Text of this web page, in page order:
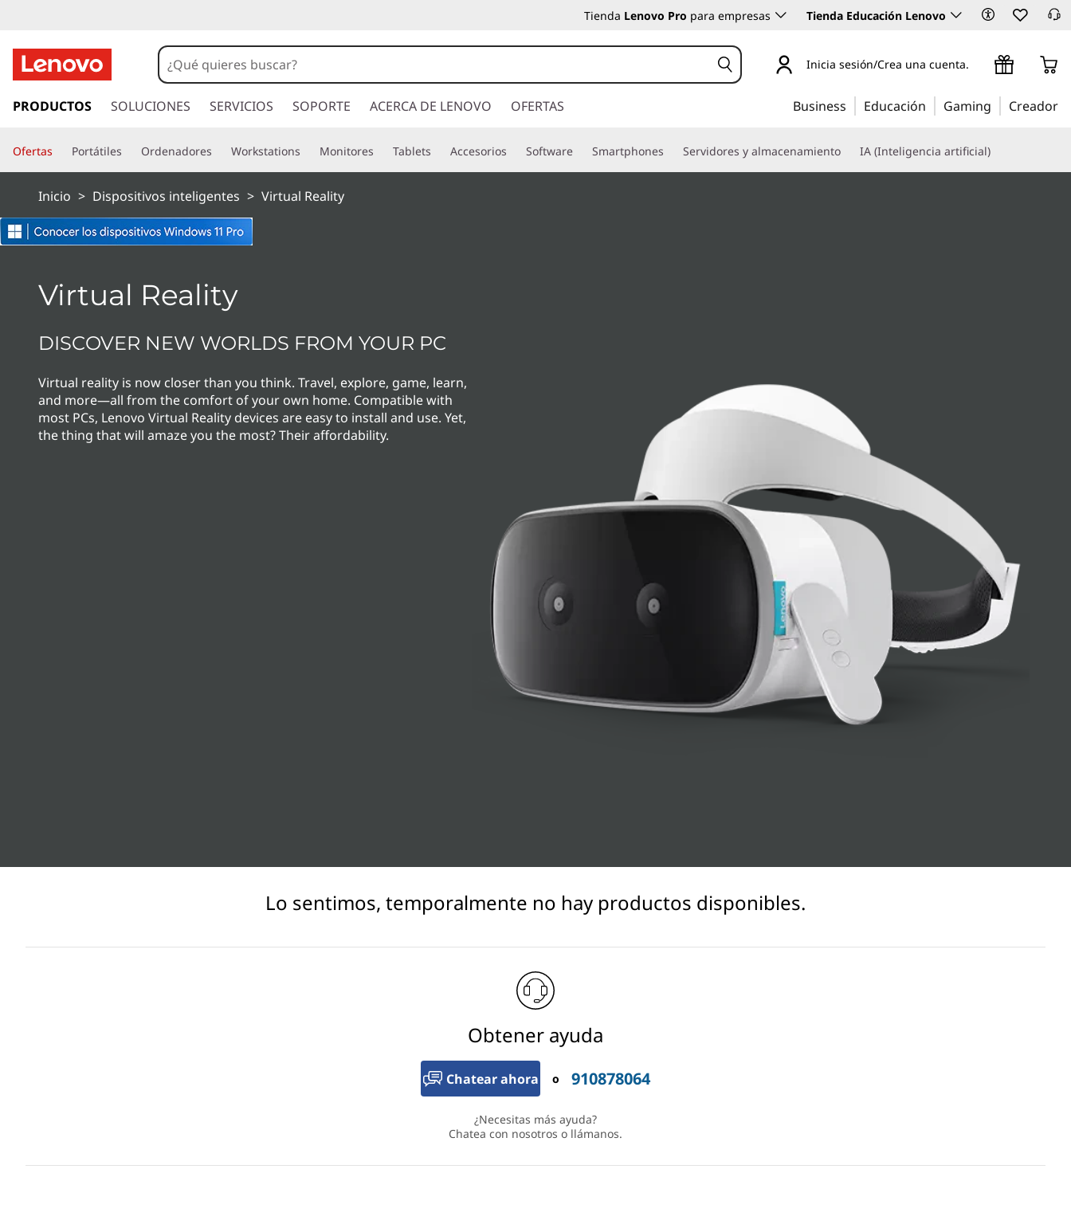
Tienda Lenovo Pro para empresas Tienda Educación Lenovo
r
c
o
e
n
Inicia sesión/Crea una cuenta.
PRODUCTOS SOLUCIONES SERVICIOS SOPORTE ACERCA DE LENOVO OFERTAS Business Educación Gaming Creador
Ofertas Portátiles Ordenadores Workstations Monitores Tablets Accesorios Software Smartphones Servidores y almacenamiento IA (Inteligencia artificial)
Inicio > Dispositivos inteligentes > Virtual Reality
Virtual Reality
DISCOVER NEW WORLDS FROM YOUR PC
Virtual reality is now closer than you think. Travel, explore, game, learn,
and more—all from the comfort of your own home. Compatible with
most PCs, Lenovo Virtual Reality devices are easy to install and use. Yet,
the thing that will amaze you the most? Their affordability.
Lo sentimos, temporalmente no hay productos disponibles.
Obtener ayuda
Chatear ahora o 910878064
¿Necesitas más ayuda?
Chatea con nosotros o llámanos.